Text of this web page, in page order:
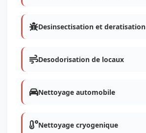
Desinsectisation et deratisation
Desodorisation de locaux
Nettoyage automobile
Nettoyage cryogenique